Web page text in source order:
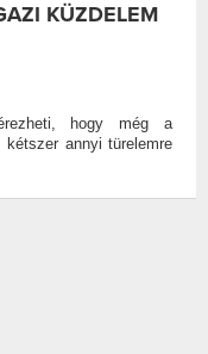
KÜZDELEM
hogy még a
kétszer annyi türelemre